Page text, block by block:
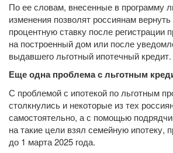
По ее словам, внесенные в программу
изменения позволят россиянам
процентную ставку после регистрации
на построенный дом или после
выдавшего льготный ипотечный кредит.
Еще одна проблема с льготным
С проблемой с ипотекой по льготным
столкнулись и некоторые из тех
самостоятельно, а с помощью
на такие цели взял семейную ипотеку,
до 1 марта 2025 года.